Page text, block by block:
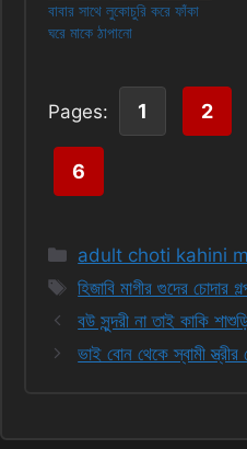
বাবার সাথে লুকোচুরি করে ফাঁকা
ঘরে মাকে ঠাপানো
Pages: 1 2
6
Categories
adult choti kahini
Tags
হিজাবি মাগীর গুদের চোদার
বউ সুন্দরী না তাই কাকি
ভাই বোন থেকে স্বামী